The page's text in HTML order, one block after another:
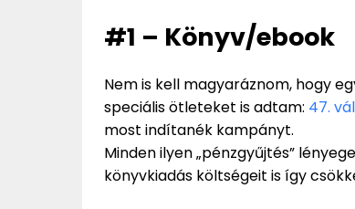
#1 – Könyv/ebook
Nem is kell magyaráznom, hogy
speciális ötleteket is adtam: 47.
most indítanék kampányt.
Minden ilyen „pénzgyűjtés”
könyvkiadás költségeit is így